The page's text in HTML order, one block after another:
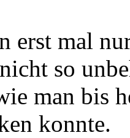
erst mal
so
man bis
konnte.